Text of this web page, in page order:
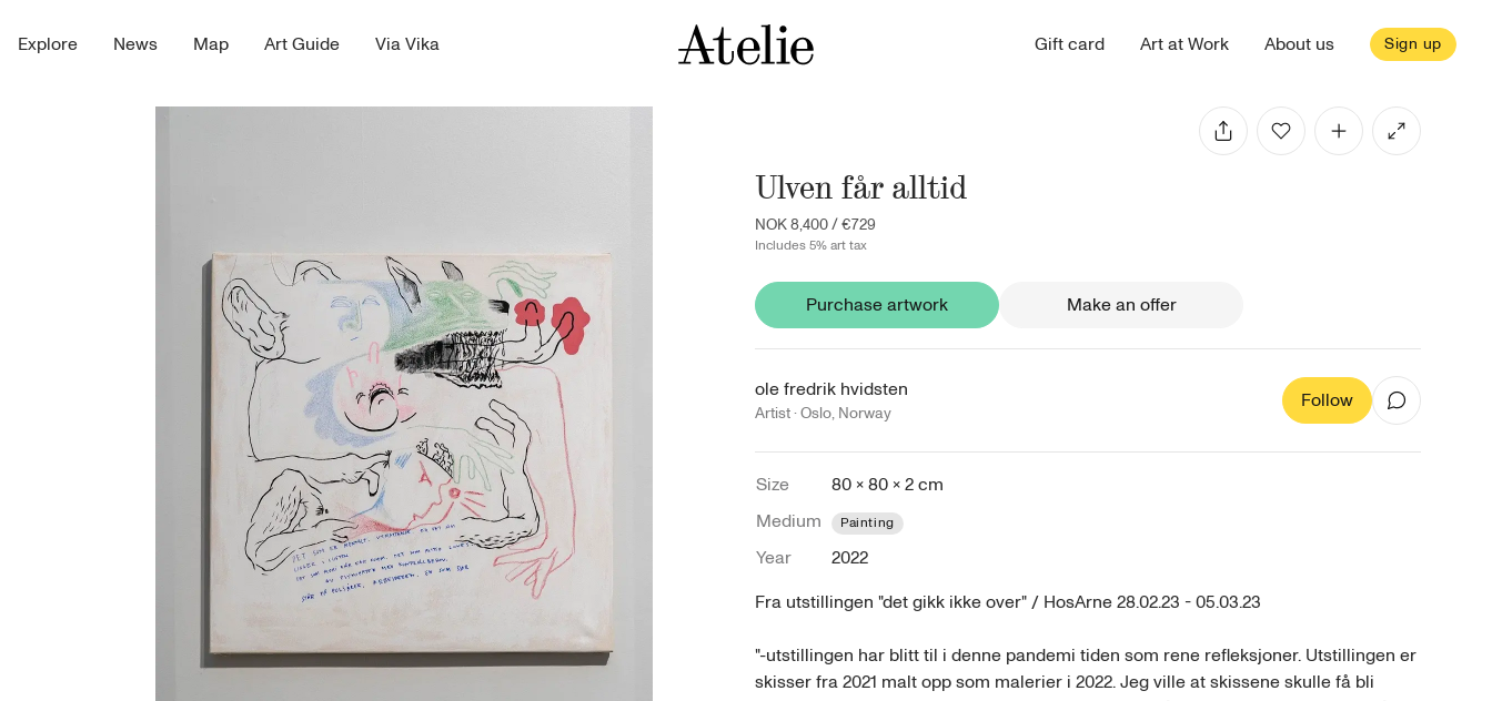
Explore News Map Art Guide Via Vika Gift card Art at Work About us Sign up
Ulven får alltid
NOK 8,400/€729
Includes 5% art tax
Purchase artwork Make an offer
ole fredrik hvidsten
Artist ·Oslo, Norway
Follow
Size
80 × 80 × 2 cm
Medium
Painting
Year
2022
Fra utstillingen "det gikk ikke over" / HosArne 28.02.23 - 05.03.23
"-utstillingen har blitt til i denne pandemi tiden som rene refleksjoner. Utstillingen er
skisser fra 2021 malt opp som malerier i 2022. Jeg ville at skissene skulle få bli